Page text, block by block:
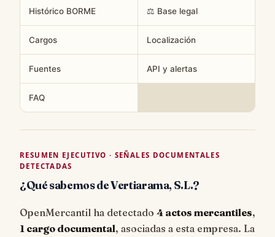
Histórico BORME ⚖️ Base legal
Cargos Localización
Fuentes API y alertas
FAQ
RESUMEN EJECUTIVO · SEÑALES DOCUMENTALES
DETECTADAS
¿Qué sabemos de Vertiarama, S.L.?
OpenMercantil ha detectado 4 actos mercantiles,
1 cargo documental, asociadas a esta empresa. La